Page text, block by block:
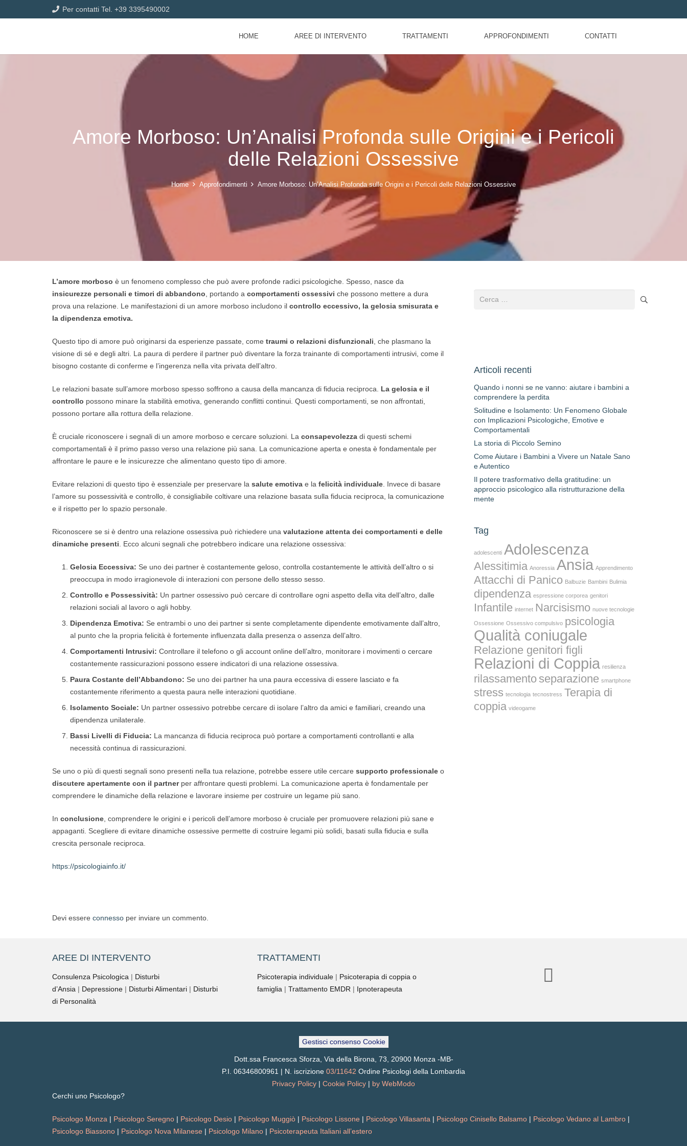
Per contatti Tel. +39 3395490002
HOME AREE DI INTERVENTO TRATTAMENTI APPROFONDIMENTI CONTATTI
Amore Morboso: Un’Analisi Profonda sulle Origini e i Pericoli
delle Relazioni Ossessive
Home Approfondimenti Amore Morboso: Un’Analisi Profonda sulle Origini e i Pericoli delle Relazioni Ossessive
L’amore morboso è un fenomeno complesso che può avere profonde radici psicologiche. Spesso, nasce da
insicurezze personali e timori di abbandono , portando a comportamenti ossessivi che possono mettere a dura
prova una relazione. Le manifestazioni di un amore morboso includono il controllo eccessivo, la gelosia smisurata e
la dipendenza emotiva.
Questo tipo di amore può originarsi da esperienze passate, come traumi o relazioni disfunzionali , che plasmano la
visione di sé e degli altri. La paura di perdere il partner può diventare la forza trainante di comportamenti intrusivi, come il
bisogno costante di conferme e l’ingerenza nella vita privata dell’altro.
Le relazioni basate sull’amore morboso spesso soffrono a causa della mancanza di fiducia reciproca. La gelosia e il
controllo possono minare la stabilità emotiva, generando conflitti continui. Questi comportamenti, se non affrontati,
possono portare alla rottura della relazione.
È cruciale riconoscere i segnali di un amore morboso e cercare soluzioni. La consapevolezza di questi schemi
comportamentali è il primo passo verso una relazione più sana. La comunicazione aperta e onesta è fondamentale per
affrontare le paure e le insicurezze che alimentano questo tipo di amore.
Evitare relazioni di questo tipo è essenziale per preservare la salute emotiva e la felicità individuale . Invece di basare
l’amore su possessività e controllo, è consigliabile coltivare una relazione basata sulla fiducia reciproca, la comunicazione
e il rispetto per lo spazio personale.
Riconoscere se si è dentro una relazione ossessiva può richiedere una valutazione attenta dei comportamenti e delle
dinamiche presenti . Ecco alcuni segnali che potrebbero indicare una relazione ossessiva:
Gelosia Eccessiva: Se uno dei partner è costantemente geloso, controlla costantemente le attività dell’altro o si
preoccupa in modo irragionevole di interazioni con persone dello stesso sesso.
Controllo e Possessività: Un partner ossessivo può cercare di controllare ogni aspetto della vita dell’altro, dalle
relazioni sociali al lavoro o agli hobby.
Dipendenza Emotiva: Se entrambi o uno dei partner si sente completamente dipendente emotivamente dall’altro,
al punto che la propria felicità è fortemente influenzata dalla presenza o assenza dell’altro.
Comportamenti Intrusivi: Controllare il telefono o gli account online dell’altro, monitorare i movimenti o cercare
costantemente rassicurazioni possono essere indicatori di una relazione ossessiva.
Paura Costante dell’Abbandono: Se uno dei partner ha una paura eccessiva di essere lasciato e fa
costantemente riferimento a questa paura nelle interazioni quotidiane.
Isolamento Sociale: Un partner ossessivo potrebbe cercare di isolare l’altro da amici e familiari, creando una
dipendenza unilaterale.
Bassi Livelli di Fiducia: La mancanza di fiducia reciproca può portare a comportamenti controllanti e alla
necessità continua di rassicurazioni.
Se uno o più di questi segnali sono presenti nella tua relazione, potrebbe essere utile cercare supporto professionale o
discutere apertamente con il partnerper affrontare questi problemi. La comunicazione aperta è fondamentale per
comprendere le dinamiche della relazione e lavorare insieme per costruire un legame più sano.
In conclusione , comprendere le origini e i pericoli dell’amore morboso è cruciale per promuovere relazioni più sane e
appaganti. Scegliere di evitare dinamiche ossessive permette di costruire legami più solidi, basati sulla fiducia e sulla
crescita personale reciproca.
https://psicologiainfo.it/
Devi essere connesso per inviare un commento.
Ricerca
Articoli recenti
Quando i nonni se ne vanno: aiutare i bambini a
comprendere la perdita
Solitudine e Isolamento: Un Fenomeno Globale
con Implicazioni Psicologiche, Emotive e
Comportamentali
La storia di Piccolo Semino
Come Aiutare i Bambini a Vivere un Natale Sano
e Autentico
Il potere trasformativo della gratitudine: un
approccio psicologico alla ristrutturazione della
mente
Tag
adolescenti Adolescenza
Alessitimia Anoressia Ansia Apprendimento
Attacchi di Panico Balbuzie Bambini Bulimia
dipendenza espressione corporea genitori
Infantile internet Narcisismo nuove tecnologie
Ossessione Ossessivo compulsivo psicologia
Qualità coniugale
Relazione genitori figli
Relazioni di Coppia resilienza
rilassamento separazione smartphone
stress tecnologia tecnostress Terapia di
coppia videogame
AREE DI INTERVENTO
Consulenza Psicologica | Disturbi
d’Ansia | Depressione | Disturbi Alimentari | Disturbi
di Personalità
TRATTAMENTI
Psicoterapia individuale| Psicoterapia di coppia o
famiglia | Trattamento EMDR | Ipnoterapeuta
Gestisci consenso Cookie
Dott.ssa Francesca Sforza, Via della Birona, 73, 20900 Monza -MB-
P.I. 06346800961 | N. iscrizione 03/11642 Ordine Psicologi della Lombardia
Privacy Policy | Cookie Policy | by WebModo
Cerchi uno Psicologo?
Psicologo Monza | Psicologo Seregno | Psicologo Desio | Psicologo Muggiò | Psicologo Lissone | Psicologo Villasanta | Psicologo Cinisello Balsamo | Psicologo Vedano al Lambro |
Psicologo Biassono | Psicologo Nova Milanese | Psicologo Milano | Psicoterapeuta Italiani all’estero